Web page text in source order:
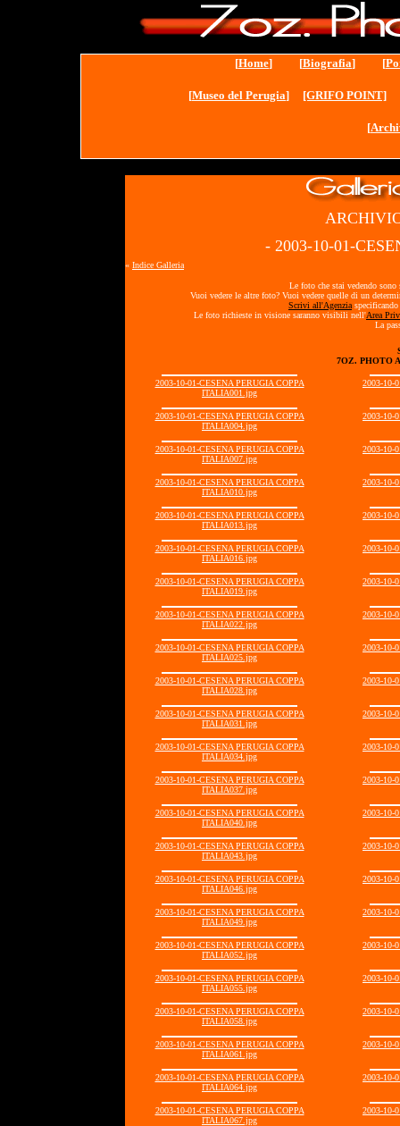
[Home] [Biografia] [
[Museo del Perugia] [GRIFO POINT]
[
- 2003-10-01-
« Indice Galleria
Le foto che stai vedendo
Vuoi vedere le altre foto? Vuoi vedere quelle di un
Scrivi all'Agenzia
Le foto richieste in visione saranno visibili nell'Area
La
7OZ. PHOTO
2003-10-01-CESENA PERUGIA COPPA
ITALIA001.jpg
2003-10-
2003-10-01-CESENA PERUGIA COPPA
ITALIA004.jpg
2003-10-
2003-10-01-CESENA PERUGIA COPPA
ITALIA007.jpg
2003-10-
2003-10-01-CESENA PERUGIA COPPA
ITALIA010.jpg
2003-10-
2003-10-01-CESENA PERUGIA COPPA
ITALIA013.jpg
2003-10-
2003-10-01-CESENA PERUGIA COPPA
ITALIA016.jpg
2003-10-
2003-10-01-CESENA PERUGIA COPPA
ITALIA019.jpg
2003-10-
2003-10-01-CESENA PERUGIA COPPA
ITALIA022.jpg
2003-10-
2003-10-01-CESENA PERUGIA COPPA
ITALIA025.jpg
2003-10-
2003-10-01-CESENA PERUGIA COPPA
ITALIA028.jpg
2003-10-
2003-10-01-CESENA PERUGIA COPPA
ITALIA031.jpg
2003-10-
2003-10-01-CESENA PERUGIA COPPA
ITALIA034.jpg
2003-10-
2003-10-01-CESENA PERUGIA COPPA
ITALIA037.jpg
2003-10-
2003-10-01-CESENA PERUGIA COPPA
ITALIA040.jpg
2003-10-
2003-10-01-CESENA PERUGIA COPPA
ITALIA043.jpg
2003-10-
2003-10-01-CESENA PERUGIA COPPA
ITALIA046.jpg
2003-10-
2003-10-01-CESENA PERUGIA COPPA
ITALIA049.jpg
2003-10-
2003-10-01-CESENA PERUGIA COPPA
ITALIA052.jpg
2003-10-
2003-10-01-CESENA PERUGIA COPPA
ITALIA055.jpg
2003-10-
2003-10-01-CESENA PERUGIA COPPA
ITALIA058.jpg
2003-10-
2003-10-01-CESENA PERUGIA COPPA
ITALIA061.jpg
2003-10-
2003-10-01-CESENA PERUGIA COPPA
ITALIA064.jpg
2003-10-
2003-10-01-CESENA PERUGIA COPPA
ITALIA067.jpg
2003-10-